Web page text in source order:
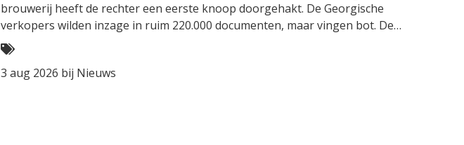
brouwerij heeft de rechter een eerste knoop doorgehakt. De Georgische
verkopers wilden inzage in ruim 220.000 documenten, maar vingen bot. De
strijd om 10 miljoen dollar is daarmee nog niet voorbij.
3 aug 2026 bij Nieuws